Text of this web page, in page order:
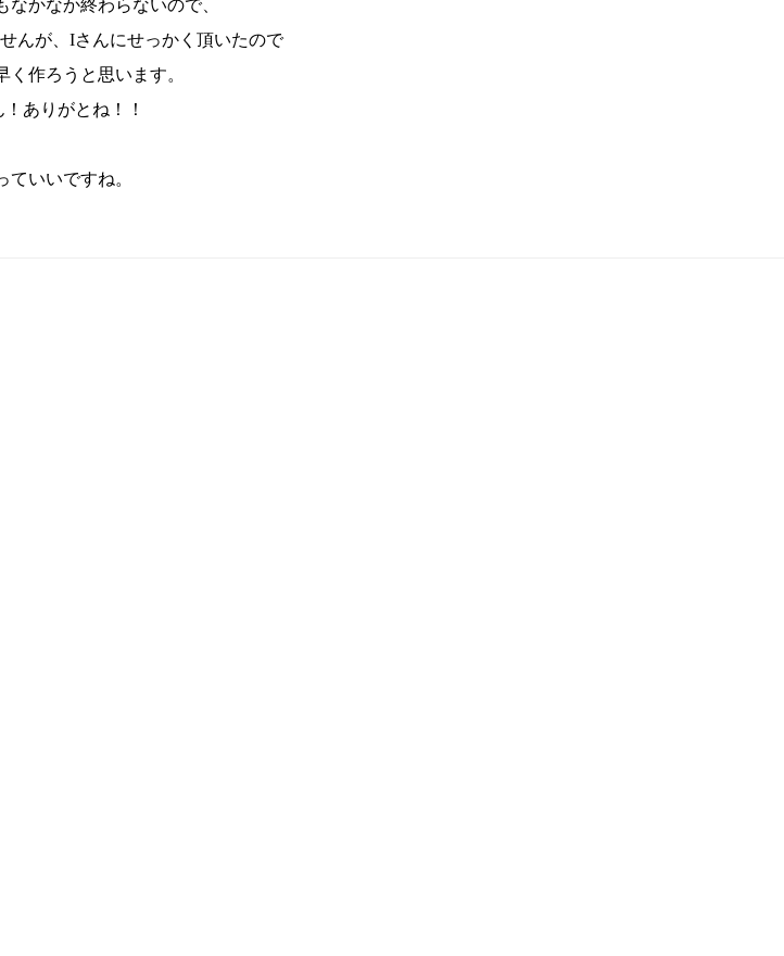
なかなか終わらないので、
んが、Iさんにせっかく頂いたので
く作ろうと思います。
ありがとね！！
ていいですね。